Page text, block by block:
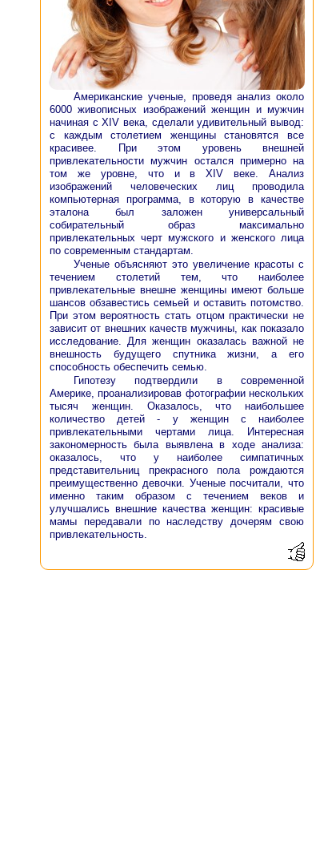
Американские ученые, проведя анализ около
6000 живописных изображений женщин и мужчин
начиная с XIV века, сделали удивительный вывод:
с каждым столетием женщины становятся все
красивее. При этом уровень внешней
привлекательности мужчин остался примерно на
том же уровне, что и в XIV веке. Анализ
изображений человеческих лиц проводила
компьютерная программа, в которую в качестве
эталона был заложен универсальный
собирательный образ максимально
привлекательных черт мужского и женского лица
по современным стандартам.
Ученые объясняют это увеличение красоты с
течением столетий тем, что наиболее
привлекательные внешне женщины имеют больше
шансов обзавестись семьей и оставить потомство.
При этом вероятность стать отцом практически не
зависит от внешних качеств мужчины, как показало
исследование. Для женщин оказалась важной не
внешность будущего спутника жизни, а его
способность обеспечить семью.
Гипотезу подтвердили в современной
Америке, проанализировав фотографии нескольких
тысяч женщин. Оказалось, что наибольшее
количество детей - у женщин с наиболее
привлекательными чертами лица. Интересная
закономерность была выявлена в ходе анализа:
оказалось, что у наиболее симпатичных
представительниц прекрасного пола рождаются
преимущественно девочки. Ученые посчитали, что
именно таким образом с течением веков и
улучшались внешние качества женщин: красивые
мамы передавали по наследству дочерям свою
привлекательность.